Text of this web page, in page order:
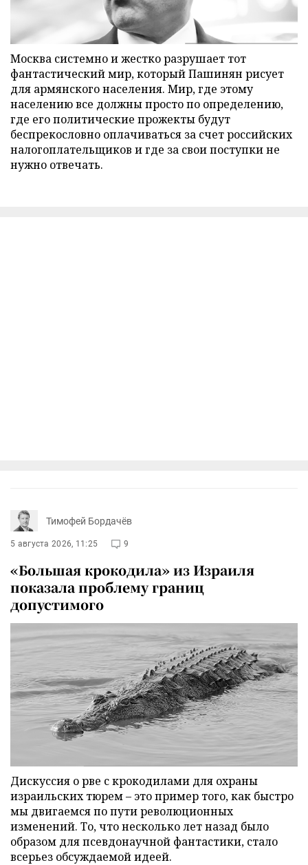
Москва системно и жестко разрушает тот
фантастический мир, который Пашинян рисует
для армянского населения. Мир, где этому
населению все должны просто по определению,
где его политические прожекты будут
беспрекословно оплачиваться за счет российских
налогоплательщиков и где за свои поступки не
нужно отвечать.
Тимофей Бордачёв
5 августа 2026, 11:25 9
«Большая крокодила» из Израиля
показала проблему границ
допустимого
Дискуссия о рве с крокодилами для охраны
израильских тюрем – это пример того, как быстро
мы двигаемся по пути революционных
изменений. То, что несколько лет назад было
образом для псевдонаучной фантастики, стало
всерьез обсуждаемой идеей.